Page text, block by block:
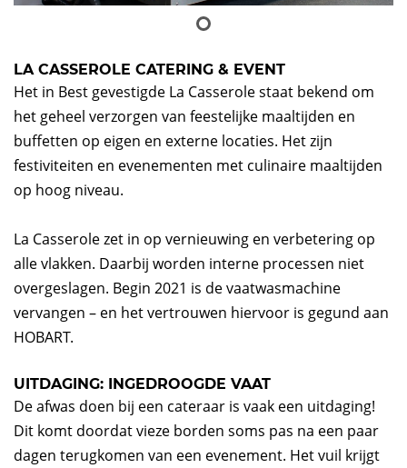
LA CASSEROLE CATERING & EVENT
Het in Best gevestigde La Casserole staat bekend om
het geheel verzorgen van feestelijke maaltijden en
buffetten op eigen en externe locaties. Het zijn
festiviteiten en evenementen met culinaire maaltijden
op hoog niveau.
La Casserole zet in op vernieuwing en verbetering op
alle vlakken. Daarbij worden interne processen niet
overgeslagen. Begin 2021 is de vaatwasmachine
vervangen – en het vertrouwen hiervoor is gegund aan
HOBART.
UITDAGING: INGEDROOGDE VAAT
De afwas doen bij een cateraar is vaak een uitdaging!
Dit komt doordat vieze borden soms pas na een paar
dagen terugkomen van een evenement. Het vuil krijgt